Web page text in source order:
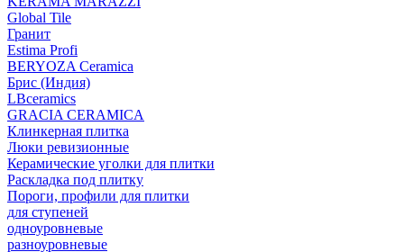
Global Tile
Гранит
Estima Profi
BERYOZA Ceramica
Брис (Индия)
LBceramics
GRACIA CERAMICA
Клинкерная плитка
Люки ревизионные
Керамические уголки для плитки
Раскладка под плитку
Пороги, профили для плитки
для ступеней
одноуровневые
разноуровневые